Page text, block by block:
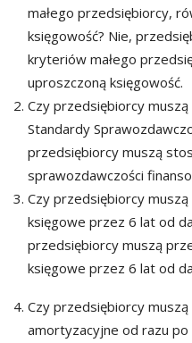
małego przedsiębiorcy,
księgowość? Nie,
kryteriów małego
uproszczoną księgowość.
Czy przedsiębiorcy
Standardy
przedsiębiorcy muszą
sprawozdawczości
Czy przedsiębiorcy
księgowe przez 6 lat od
przedsiębiorcy muszą
księgowe przez 6 lat od
Czy przedsiębiorcy
amortyzacyjne od razu po